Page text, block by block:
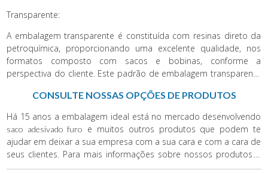
com os padrões.
Transparente:
A embalagem transparente é constituída com resinas direto da
petroquímica, proporcionando uma excelente qualidade, nos
formatos composto com sacos e bobinas, conforme a
perspectiva do cliente. Este padrão de embalagem transparente
reciclável, além de poder ser natural ou pigmentado.
CONSULTE NOSSAS OPÇÕES DE PRODUTOS
Há 15 anos a embalagem ideal está no mercado desenvolvendo
saco adesivado furo e muitos outros produtos que podem te
ajudar em deixar a sua empresa com a sua cara e com a cara de
seus clientes. Para mais informações sobre nossos produtos e
saco adesivado furo, entre em contato conosco.